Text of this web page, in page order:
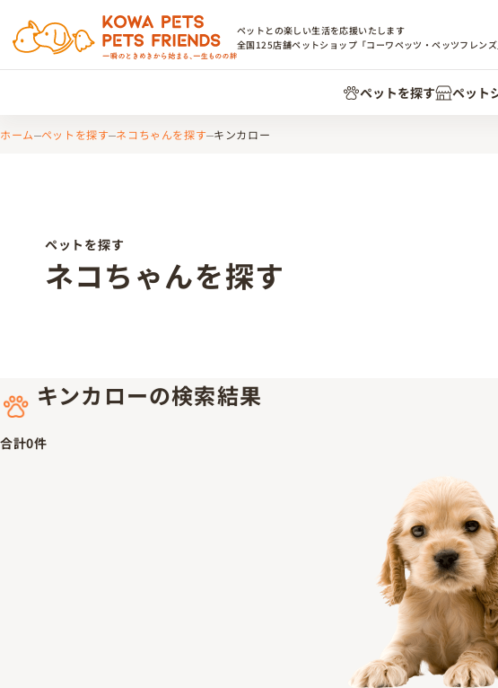
ペットとの楽しい生活を応援いたします
全国125店舗ペットショップ「コーワペッツ・ペッツフレンズ
ペットを探す ペット
ホーム ペットを探す ネコちゃんを探す キンカロー
ペットを探す
ネコちゃんを探す
キンカローの検索結果
合計0件